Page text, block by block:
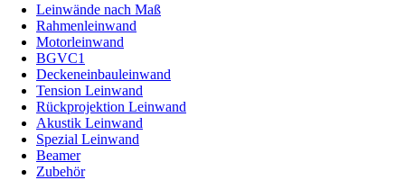
Leinwände nach Maß
Rahmenleinwand
Motorleinwand
BGVC1
Deckeneinbauleinwand
Tension Leinwand
Rückprojektion Leinwand
Akustik Leinwand
Spezial Leinwand
Beamer
Zubehör